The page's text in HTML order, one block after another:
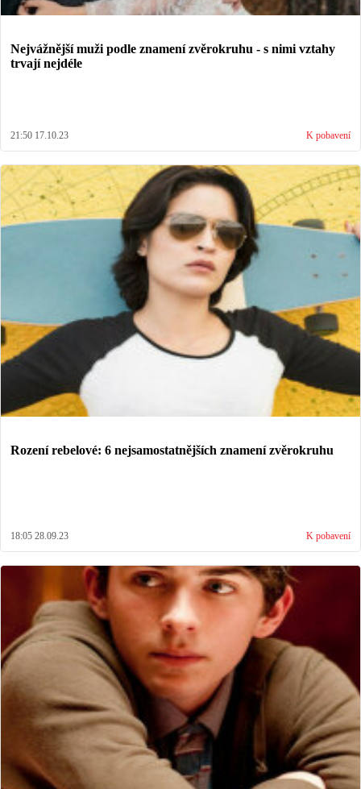
Nejvážnější muži podle znamení zvěrokruhu - s nimi vztahy
trvají nejdéle
21:50 17.10.23 K pobavení
Rození rebelové: 6 nejsamostatnějších znamení zvěrokruhu
18:05 28.09.23 K pobavení